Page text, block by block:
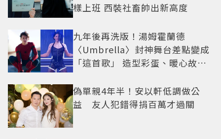
樣上班 西裝社畜帥出新高度
九年後再洗版！湯姆霍蘭德
〈Umbrella〉封神舞台差點變成
「這首歌」 造型彩蛋、暖心故事
偽單親4年半！安以軒低調做公
益 友人犯錯得捐百萬才過關